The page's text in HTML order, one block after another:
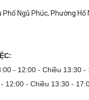
Phố Ngũ Phúc, Phường Hố
- 12:00 - Chiều 13:30 -
12:00 - Chiều 13:30 -